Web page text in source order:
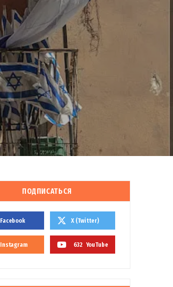
ПОДПИСАТЬСЯ
Facebook X (Twitter)
Instagram 632 YouTube